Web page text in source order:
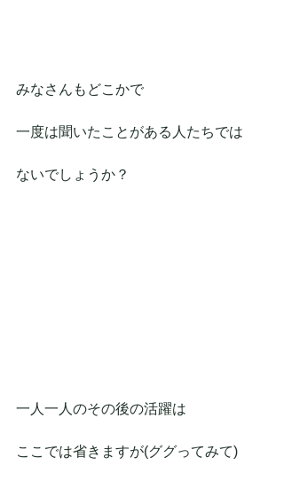
みなさんもどこかで
一度は聞いたことがある人たちでは
ないでしょうか？
一人一人のその後の活躍は
ここでは省きますが(ググってみて)